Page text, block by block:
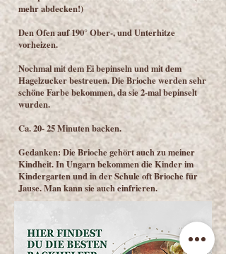
mehr abdecken!)
Den Ofen auf 190° Ober-, und Unterhitze
vorheizen.
Nochmal mit dem Ei bepinseln und mit dem
Hagelzucker bestreuen. Die Brioche werden sehr
schöne Farbe bekommen, da sie 2-mal bepinselt
wurden.
Ca. 20- 25 Minuten backen.
Gedanken: Die Brioche gehört auch zu meiner
Kindheit. In Ungarn bekommen die Kinder im
Kindergarten und in der Schule oft Brioche für
Jause. Man kann sie auch einfrieren.